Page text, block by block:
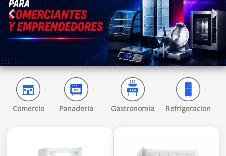
Refrigeracion
Gastronomia
Panaderia
Comercio